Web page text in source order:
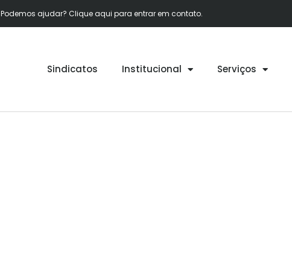
Podemos ajudar? Clique aqui para entrar em contato.
Sindicatos Institucional Serviços